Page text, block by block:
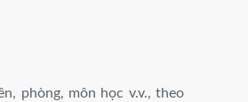
phòng, môn học v.v., theo